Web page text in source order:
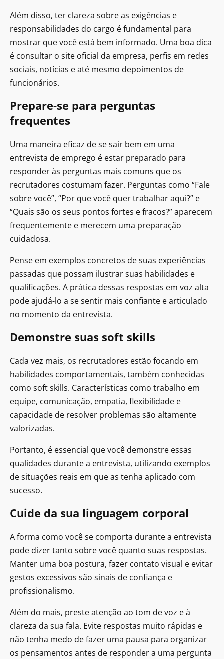
Além disso, ter clareza sobre as exigências e
responsabilidades do cargo é fundamental para
mostrar que você está bem informado. Uma boa dica
é consultar o site oficial da empresa, perfis em redes
sociais, notícias e até mesmo depoimentos de
funcionários.
Prepare-se para perguntas
frequentes
Uma maneira eficaz de se sair bem em uma
entrevista de emprego é estar preparado para
responder às perguntas mais comuns que os
recrutadores costumam fazer. Perguntas como “Fale
sobre você”, “Por que você quer trabalhar aqui?” e
“Quais são os seus pontos fortes e fracos?” aparecem
frequentemente e merecem uma preparação
cuidadosa.
Pense em exemplos concretos de suas experiências
passadas que possam ilustrar suas habilidades e
qualificações. A prática dessas respostas em voz alta
pode ajudá-lo a se sentir mais confiante e articulado
no momento da entrevista.
Demonstre suas soft skills
Cada vez mais, os recrutadores estão focando em
habilidades comportamentais, também conhecidas
como soft skills. Características como trabalho em
equipe, comunicação, empatia, flexibilidade e
capacidade de resolver problemas são altamente
valorizadas.
Portanto, é essencial que você demonstre essas
qualidades durante a entrevista, utilizando exemplos
de situações reais em que as tenha aplicado com
sucesso.
Cuide da sua linguagem corporal
A forma como você se comporta durante a entrevista
pode dizer tanto sobre você quanto suas respostas.
Manter uma boa postura, fazer contato visual e evitar
gestos excessivos são sinais de confiança e
profissionalismo.
Além do mais, preste atenção ao tom de voz e à
clareza da sua fala. Evite respostas muito rápidas e
não tenha medo de fazer uma pausa para organizar
os pensamentos antes de responder a uma pergunta